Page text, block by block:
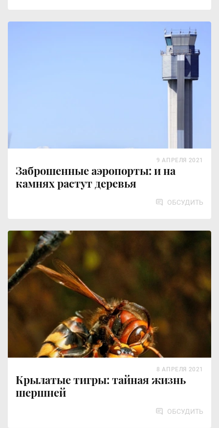
Заброшенные аэропорты: и на
камнях растут деревья
9 АПРЕЛЯ 2021
ОБСУДИТЬ
Крылатые тигры: тайная жизнь
шершней
8 АПРЕЛЯ 2021
ОБСУДИТЬ